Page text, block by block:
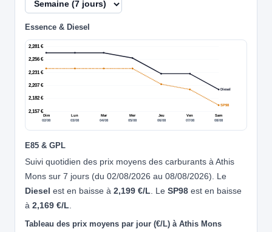
Essence & Diesel
2,157 €
2,182 €
2,207 €
2,231 €
2,256 €
2,281 €
Dim
02/08
Lun
03/08
Mar
04/08
Mer
05/08
Jeu
06/08
Ven
07/08
Sam
08/08
Diesel
SP98
E85 & GPL
Suivi quotidien des prix moyens des carburants à Athis
Mons sur 7 jours (du 02/08/2026 au 08/08/2026). Le
Diesel est en baisse à 2,199 €/L . Le SP98 est en baisse
à 2,169 €/L
Tableau des prix moyens par jour (€/L) à Athis Mons